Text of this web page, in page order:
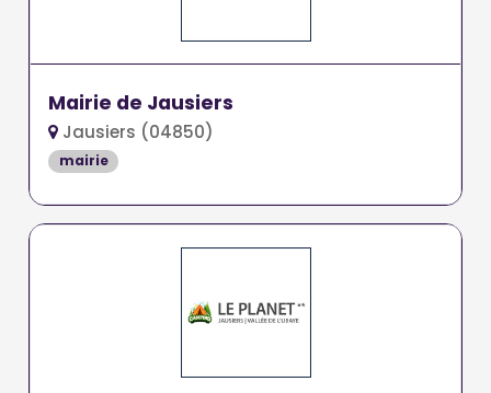
Mairie de Jausiers
Jausiers (04850)
mairie